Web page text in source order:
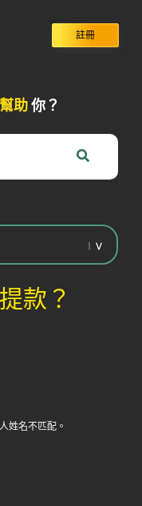
註冊
幫助你？
款？
姓名不匹配。